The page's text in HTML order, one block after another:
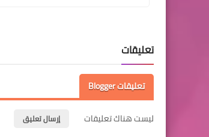
تعليقات
تعليقات Blogger
ليست هناك تعليقات إرسال تعليق